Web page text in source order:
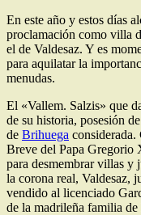
En este año y estos días
proclamación como villa
el de Valdesaz. Y es
para aquilatar la
menudas.
El «Vallem. Salzis» que
de su historia, posesión
de Brihuega
Breve del Papa
para desmembrar villas y
la corona real, Valdesaz,
vendido al licenciado
de la madrileña familia de